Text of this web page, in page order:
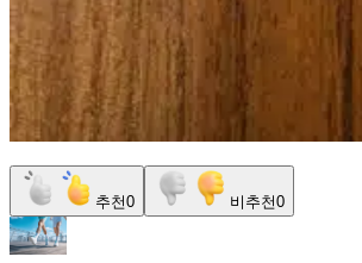
추천0 비추천0